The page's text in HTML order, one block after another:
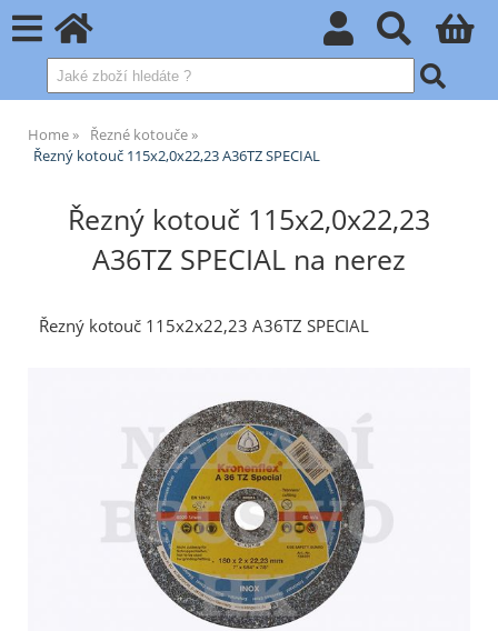
Home
Řezné kotouče
Řezný kotouč 115x2,0x22,23 A36TZ SPECIAL
Řezný kotouč 115x2,0x22,23
A36TZ SPECIAL na nerez
Řezný kotouč 115x2x22,23 A36TZ SPECIAL